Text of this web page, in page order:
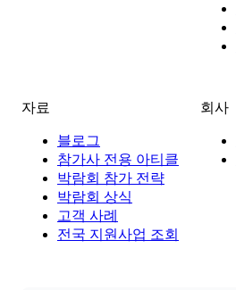
자료
블로그
참가사 전용 아티클
박람회 참가 전략
박람회 상식
고객 사례
전국 지원사업 조회
회사